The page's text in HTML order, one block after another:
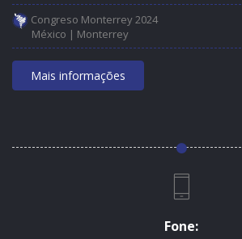
Congreso Monterrey 2024
México | Monterrey
Mais informações
Fone: